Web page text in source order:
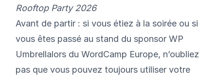
Rooftop Party 2026
Avant de partir : si vous étiez à la soirée ou si
vous êtes passé au stand du sponsor WP
Umbrellalors du WordCamp Europe, n’oubliez
pas que vous pouvez toujours utiliser votre